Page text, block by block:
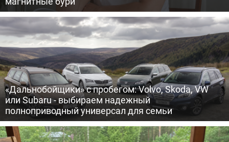
«Дальнобойщики» с пробегом: Volvo, Skoda, VW
или Subaru - выбираем надежный
полноприводный универсал для семьи